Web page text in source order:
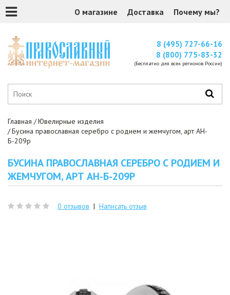
О магазине Доставка Почему мы?
8 (495) 727-66-16
8 (800) 775-83-32
(Бесплатно для всех регионов России)
Главная
Ювелирные изделия
Бусина православная серебро с родием и жемчугом, арт АН-
Б-209р
БУСИНА ПРАВОСЛАВНАЯ СЕРЕБРО С РОДИЕМ И
ЖЕМЧУГОМ, АРТ АН-Б-209Р
0 отзывов | Написать отзыв